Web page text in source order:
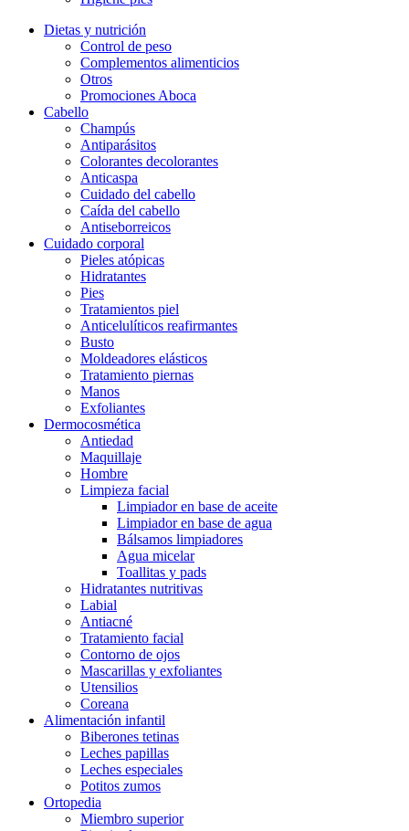
Dietas y nutrición
Control de peso
Complementos alimenticios
Otros
Promociones Aboca
Cabello
Champús
Antiparásitos
Colorantes decolorantes
Anticaspa
Cuidado del cabello
Caída del cabello
Antiseborreicos
Cuidado corporal
Pieles atópicas
Hidratantes
Pies
Tratamientos piel
Anticelulíticos reafirmantes
Busto
Moldeadores elásticos
Tratamiento piernas
Manos
Exfoliantes
Dermocosmética
Antiedad
Maquillaje
Hombre
Limpieza facial
Limpiador en base de aceite
Limpiador en base de agua
Bálsamos limpiadores
Agua micelar
Toallitas y pads
Hidratantes nutritivas
Labial
Antiacné
Tratamiento facial
Contorno de ojos
Mascarillas y exfoliantes
Utensilios
Coreana
Alimentación infantil
Biberones tetinas
Leches papillas
Leches especiales
Potitos zumos
Ortopedia
Miembro superior